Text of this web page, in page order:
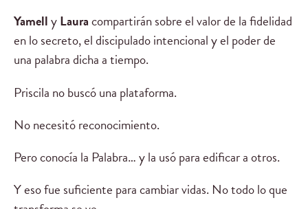
YamellyLauracompartirán sobre el valor de la fidelidad
en lo secreto, el discipulado intencional y el poder de
una palabra dicha a tiempo.
Priscila no buscó una plataforma.
No necesitó reconocimiento.
Pero conocía la Palabra… y la usó para edificar a otros.
Y eso fue suficiente para cambiar vidas. No todo lo que